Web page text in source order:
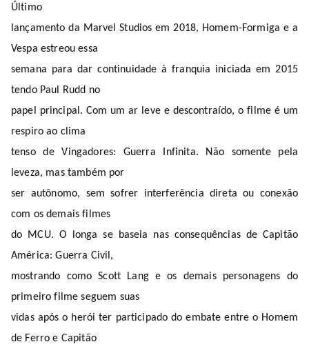
rni
ng
He
ll
Último
lançamento da Marvel Studios em 2018, Homem-Formiga e a
Vespa estreou essa
semana para dar continuidade à franquia iniciada em 2015
tendo Paul Rudd no
papel principal. Com um ar leve e descontraído, o filme é um
respiro ao clima
tenso de Vingadores: Guerra Infinita. Não somente pela
leveza, mas também por
ser autônomo, sem sofrer interferência direta ou conexão
com os demais filmes
do MCU. O longa se baseia nas consequências de Capitão
América: Guerra Civil,
mostrando como Scott Lang e os demais personagens do
primeiro filme seguem suas
vidas após o herói ter participado do embate entre o Homem
de Ferro e Capitão